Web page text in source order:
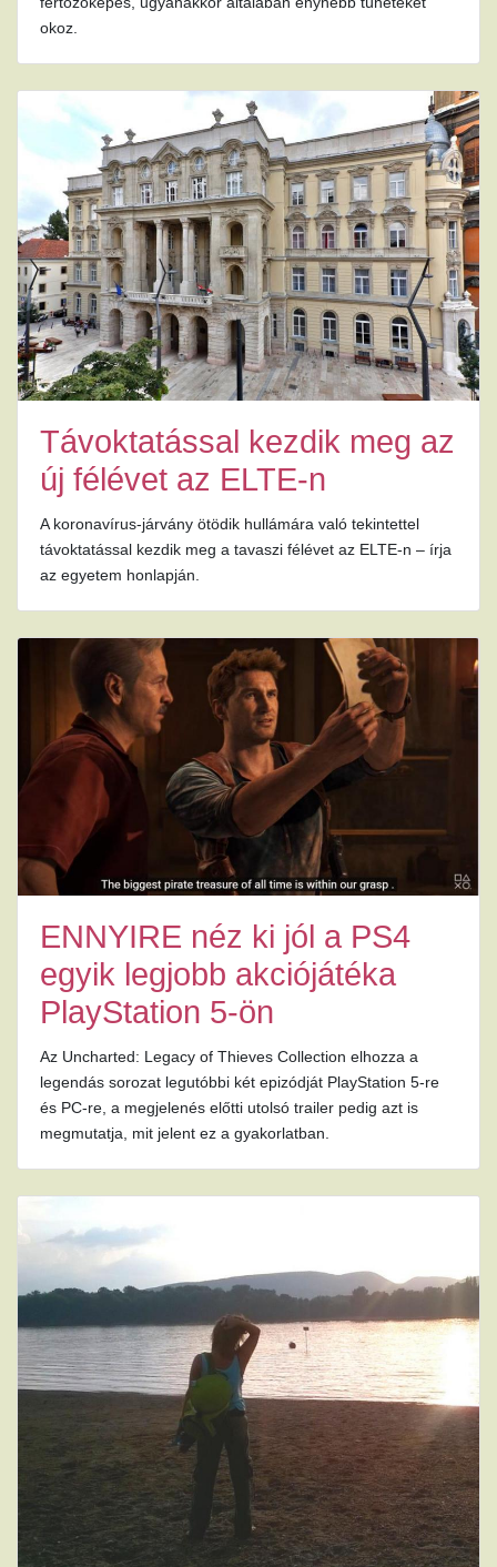
okoz.
Távoktatással kezdik meg az
új félévet az ELTE-n
A koronavírus-járvány ötödik hullámára való tekintettel
távoktatással kezdik meg a tavaszi félévet az ELTE-n – írja
az egyetem honlapján.
ENNYIRE néz ki jól a PS4
egyik legjobb akciójátéka
PlayStation 5-ön
Az Uncharted: Legacy of Thieves Collection elhozza a
legendás sorozat legutóbbi két epizódját PlayStation 5-re
és PC-re, a megjelenés előtti utolsó trailer pedig azt is
megmutatja, mit jelent ez a gyakorlatban.